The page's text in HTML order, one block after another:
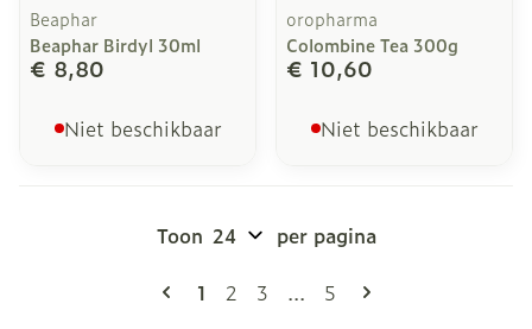
Beaphar
Beaphar Birdyl 30ml
€ 8,80
Niet beschikbaar
oropharma
Colombine Tea 300g
€ 10,60
Niet beschikbaar
Pagina's
U lees momenteel pagina
1 Pagina
2 Pagina
3 ... Pagina
5
Toon per pagina